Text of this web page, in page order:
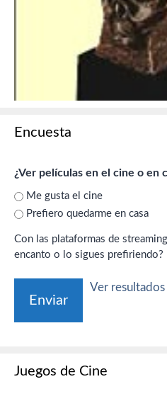
Encuesta
¿Ver películas en el cine o en
Me gusta el cine
Prefiero quedarme en casa
Con las plataformas de streaming, ¿ha perdido el cine
encanto o lo sigues prefiriendo?
Ver resultados
Juegos de Cine